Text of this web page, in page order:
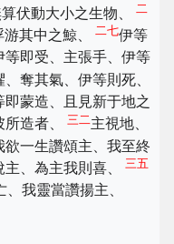
伏動大小之生物、
二
其中之鯨、 二七伊等
等即受、主張手、伊等
奪其氣、伊等則死、
蒙造、且見新于地之
造者、 三二 主視地、
欲一生讚頌主、我至終
、為主我則喜、 三五
我靈當讚揚主、